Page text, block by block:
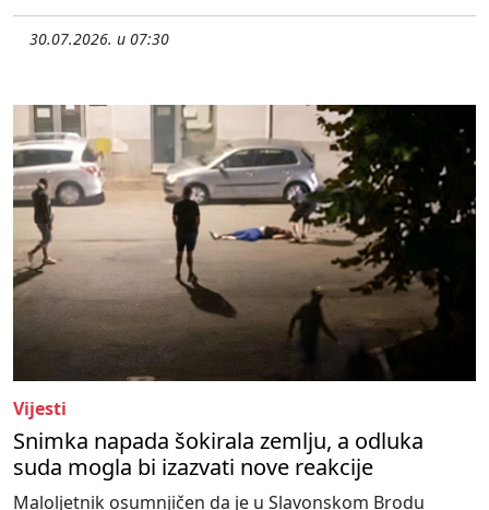
30.07.2026. u 07:30
Vijesti
Snimka napada šokirala zemlju, a odluka
suda mogla bi izazvati nove reakcije
Maloljetnik osumnjičen da je u Slavonskom Brodu